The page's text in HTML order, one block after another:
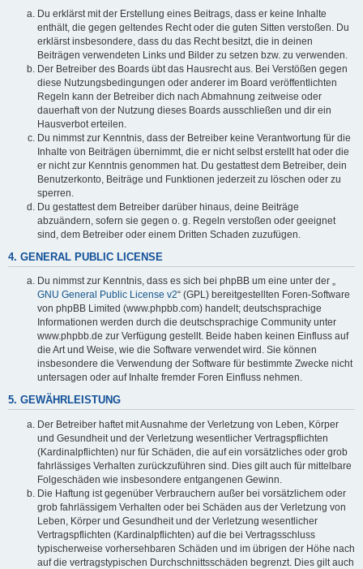
Du erklärst mit der Erstellung eines Beitrags, dass er keine Inhalte
enthält, die gegen geltendes Recht oder die guten Sitten verstoßen. Du
erklärst insbesondere, dass du das Recht besitzt, die in deinen
Beiträgen verwendeten Links und Bilder zu setzen bzw. zu verwenden.
Der Betreiber des Boards übt das Hausrecht aus. Bei Verstößen gegen
diese Nutzungsbedingungen oder anderer im Board veröffentlichten
Regeln kann der Betreiber dich nach Abmahnung zeitweise oder
dauerhaft von der Nutzung dieses Boards ausschließen und dir ein
Hausverbot erteilen.
Du nimmst zur Kenntnis, dass der Betreiber keine Verantwortung für die
Inhalte von Beiträgen übernimmt, die er nicht selbst erstellt hat oder die
er nicht zur Kenntnis genommen hat. Du gestattest dem Betreiber, dein
Benutzerkonto, Beiträge und Funktionen jederzeit zu löschen oder zu
sperren.
Du gestattest dem Betreiber darüber hinaus, deine Beiträge
abzuändern, sofern sie gegen o. g. Regeln verstoßen oder geeignet
sind, dem Betreiber oder einem Dritten Schaden zuzufügen.
4. GENERAL PUBLIC LICENSE
Du nimmst zur Kenntnis, dass es sich bei phpBB um eine unter der „
GNU General Public License v2“ (GPL) bereitgestellten Foren-Software
von phpBB Limited (www.phpbb.com) handelt; deutschsprachige
Informationen werden durch die deutschsprachige Community unter
www.phpbb.de zur Verfügung gestellt. Beide haben keinen Einfluss auf
die Art und Weise, wie die Software verwendet wird. Sie können
insbesondere die Verwendung der Software für bestimmte Zwecke nicht
untersagen oder auf Inhalte fremder Foren Einfluss nehmen.
5. GEWÄHRLEISTUNG
Der Betreiber haftet mit Ausnahme der Verletzung von Leben, Körper
und Gesundheit und der Verletzung wesentlicher Vertragspflichten
(Kardinalpflichten) nur für Schäden, die auf ein vorsätzliches oder grob
fahrlässiges Verhalten zurückzuführen sind. Dies gilt auch für mittelbare
Folgeschäden wie insbesondere entgangenen Gewinn.
Die Haftung ist gegenüber Verbrauchern außer bei vorsätzlichem oder
grob fahrlässigem Verhalten oder bei Schäden aus der Verletzung von
Leben, Körper und Gesundheit und der Verletzung wesentlicher
Vertragspflichten (Kardinalpflichten) auf die bei Vertragsschluss
typischerweise vorhersehbaren Schäden und im übrigen der Höhe nach
auf die vertragstypischen Durchschnittsschäden begrenzt. Dies gilt auch